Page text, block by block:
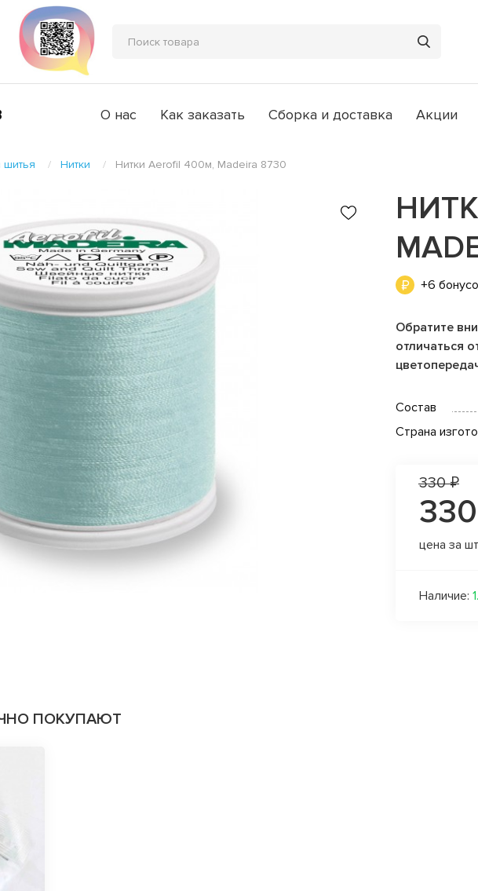
О нас Как заказать Сборка и доставка Акции
шитья Нитки Нитки Aerofil 400м, Madeira 8730
+6
Обратите
отличаться
Состав
Страна
330 ₽
цена за
Наличие:
ПОКУПАЮТ